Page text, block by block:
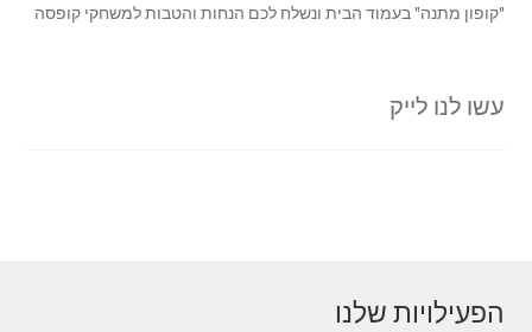
"קופון מתנה" בעמוד הבית ונשלח לכם הנחות והטבות למשחקי קופסה
עשו לנו לייק
הפעילויות שלנו